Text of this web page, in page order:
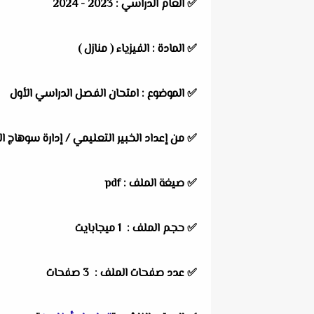
✅العام الدراسي :
✅المادة : الفيزياء ( منازل )
✅الموضوع : امتحان الفصل الدراسي الأول
✅من إعداد الخبير التعليمي /إدارة سوهاج
✅ صيغة الملف : pdf
✅ حجم الملف : 1 ميجابايت
✅ عدد صفحات الملف : 3 صفحات